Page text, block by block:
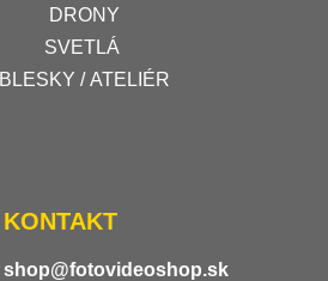
DRONY
SVETLÁ
BLESKY / ATELIÉR
KONTAKT
shop@fotovideoshop.sk